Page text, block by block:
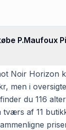
P.Maufoux
Noir Horizon
men i
du 116
tværs af 11